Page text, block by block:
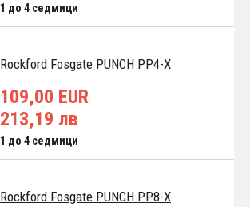
1 до 4 седмици
Rockford Fosgate PUNCH PP4-X
109,00 EUR
213,19 лв
1 до 4 седмици
Rockford Fosgate PUNCH PP8-X